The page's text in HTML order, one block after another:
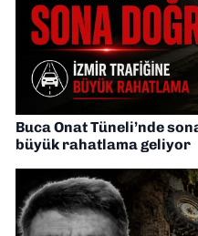
Buca Onat Tüneli’nde
büyük rahatlama geliyor